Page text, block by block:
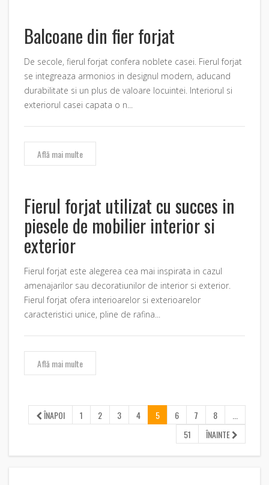
Balcoane din fier forjat
De secole, fierul forjat confera noblete casei. Fierul forjat
se integreaza armonios in designul modern, aducand
durabilitate si un plus de valoare locuintei. Interiorul si
exteriorul casei capata o n...
Află mai multe
Fierul forjat utilizat cu succes in
piesele de mobilier interior si
exterior
Fierul forjat este alegerea cea mai inspirata in cazul
amenajarilor sau decoratiunilor de interior si exterior.
Fierul forjat ofera interioarelor si exterioarelor
caracteristici unice, pline de rafina...
Află mai multe
ÎNAPOI 1 2 3 4 5 6 7 8
51
ÎNAINTE